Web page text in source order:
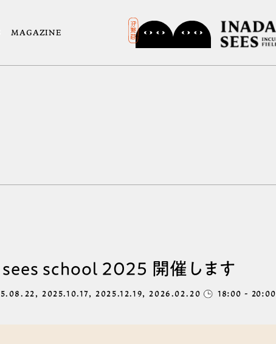
MAGAZINE
sees school 2025 開催します
2025.10.17, 2025.12.19, 2026.02.20 18:00 - 20:00